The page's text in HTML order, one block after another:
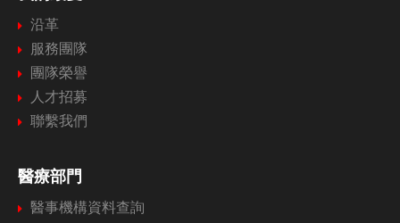
沿革
服務團隊
團隊榮譽
人才招募
聯繫我們
醫療部門
醫事機構資料查詢